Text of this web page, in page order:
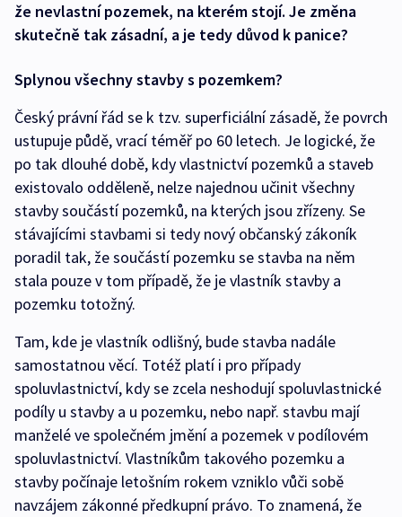
že nevlastní pozemek, na kterém stojí. Je změna
skutečně tak zásadní, a je tedy důvod k panice?
Splynou všechny stavby s pozemkem?
Český právní řád se k tzv. superficiální zásadě, že povrch
ustupuje půdě, vrací téměř po 60 letech. Je logické, že
po tak dlouhé době, kdy vlastnictví pozemků a staveb
existovalo odděleně, nelze najednou učinit všechny
stavby součástí pozemků, na kterých jsou zřízeny. Se
stávajícími stavbami si tedy nový občanský zákoník
poradil tak, že součástí pozemku se stavba na něm
stala pouze v tom případě, že je vlastník stavby a
pozemku totožný.
Tam, kde je vlastník odlišný, bude stavba nadále
samostatnou věcí. Totéž platí i pro případy
spoluvlastnictví, kdy se zcela neshodují spoluvlastnické
podíly u stavby a u pozemku, nebo např. stavbu mají
manželé ve společném jmění a pozemek v podílovém
spoluvlastnictví. Vlastníkům takového pozemku a
stavby počínaje letošním rokem vzniklo vůči sobě
navzájem zákonné předkupní právo. To znamená, že